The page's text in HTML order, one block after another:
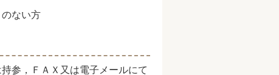
ない方
参，ＦＡＸ又は電子メールにて